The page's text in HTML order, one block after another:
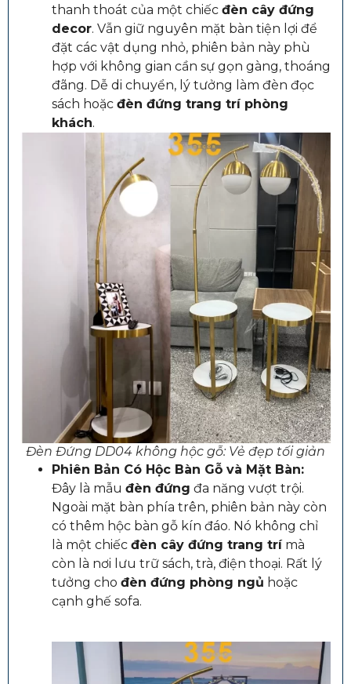
thanh thoát của một chiếc đèn cây đứng
decor. Vẫn giữ nguyên mặt bàn tiện lợi để
đặt các vật dụng nhỏ, phiên bản này phù
hợp với không gian cần sự gọn gàng, thoáng
đãng. Dễ di chuyển, lý tưởng làm đèn đọc
sách hoặc đèn đứng trang trí phòng
khách.
Đèn Đứng DD04 không hộc gỗ: Vẻ đẹp tối giản
Phiên Bản Có Hộc Bàn Gỗ và Mặt Bàn:
Đây là mẫu đèn đứng đa năng vượt trội.
Ngoài mặt bàn phía trên, phiên bản này còn
có thêm hộc bàn gỗ kín đáo. Nó không chỉ
là một chiếc đèn cây đứng trang trímà
còn là nơi lưu trữ sách, trà, điện thoại. Rất lý
tưởng cho đèn đứng phòng ngủ hoặc
cạnh ghế sofa.